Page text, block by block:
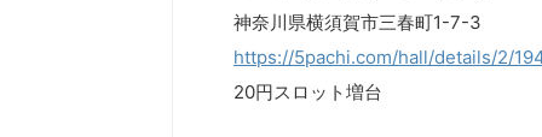
神奈川県横須賀市三春町1-7-3
https://5pachi.com/hall/details/2/
20円スロット増台